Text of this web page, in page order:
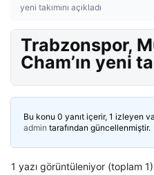
yeni takımını açıkladı
Trabzonspor,
Cham’ın yeni
Bu konu 0 yanıt içerir, 1 izleyen
admin tarafından güncellenmiştir.
1 yazı görüntüleniyor (toplam 1)